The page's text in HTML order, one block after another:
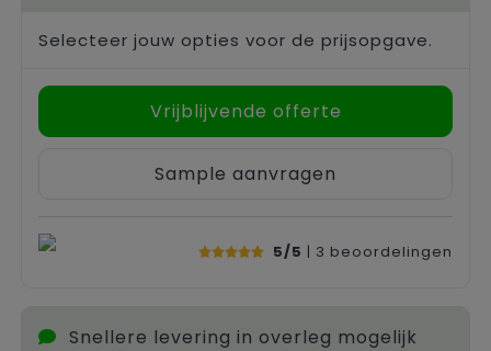
Selecteer jouw opties voor de prijsopgave.
Vrijblijvende offerte
Sample aanvragen
5/5 | 3 beoordelingen
Snellere levering in overleg mogelijk